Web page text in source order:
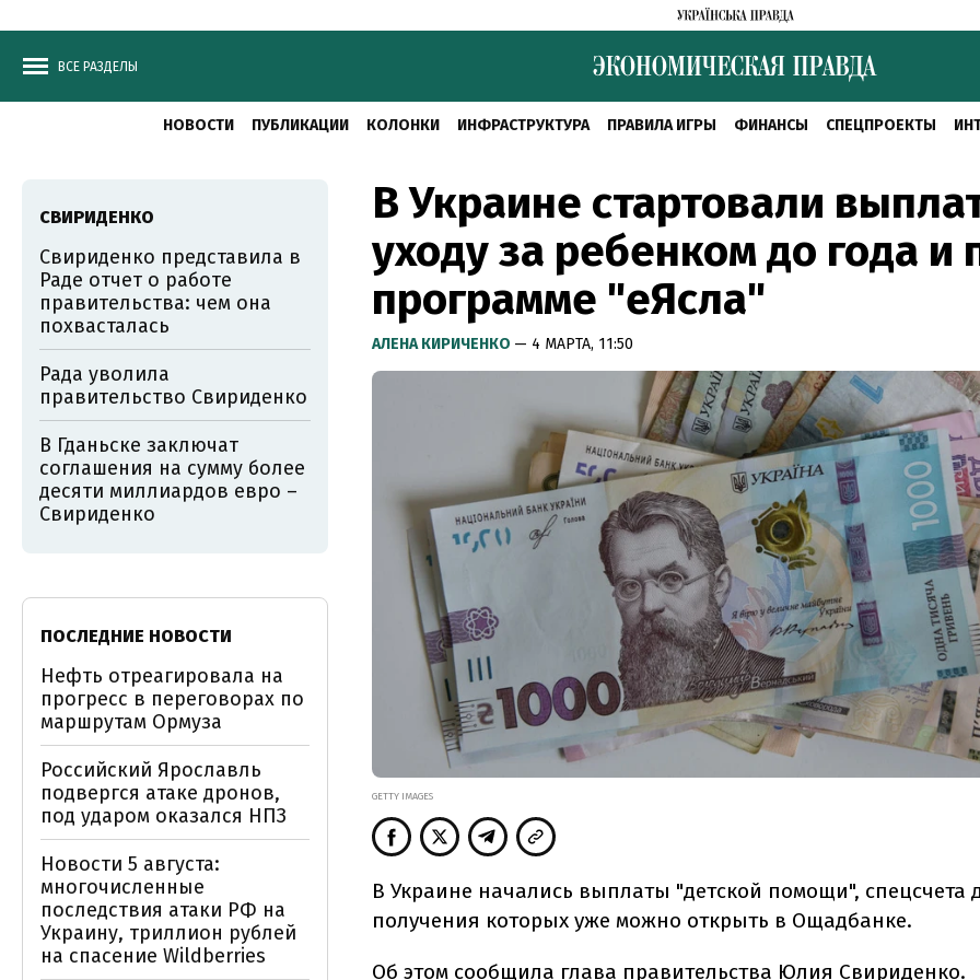
ВСЕ РАЗДЕЛЫ
НОВОСТИ ПУБЛИКАЦИИ КОЛОНКИ ИНФРАСТРУКТУРА ПРАВИЛА ИГРЫ ФИНАНСЫ СПЕЦПРОЕКТЫ
В Украине стартовали
уходу за ребенком до года и
программе "еЯсла"
АЛЕНА КИРИЧЕНКО — 4 МАРТА, 11:50
GETTY IMAGES
В Украине начались выплаты "детской помощи", спецсчета
получения которых уже можно открыть в Ощадбанке.
Об этом сообщила глава правительства Юлия Свириденко.
СВИРИДЕНКО
Свириденко представила в
Раде отчет о работе
правительства: чем она
похвасталась
Рада уволила
правительство Свириденко
В Гданьске заключат
соглашения на сумму более
десяти миллиардов евро –
Свириденко
ПОСЛЕДНИЕ НОВОСТИ
Нефть отреагировала на
прогресс в переговорах по
маршрутам Ормуза
Российский Ярославль
подвергся атаке дронов,
под ударом оказался НПЗ
Новости 5 августа:
многочисленные
последствия атаки РФ на
Украину, триллион рублей
на спасение Wildberries